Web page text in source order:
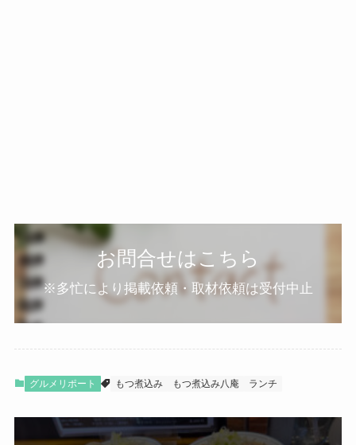
お問合せはこちら
※多忙により掲載依頼・取材依頼は受付中止
グルメリポート もつ煮込み もつ煮込み八庵 ランチ